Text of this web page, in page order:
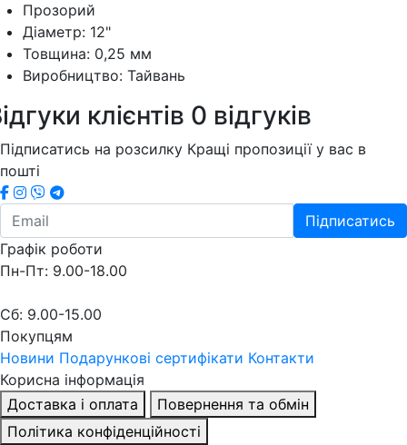
Прозорий
Діаметр: 12"
Товщина: 0,25 мм
Виробництво: Тайвань
клієнтів 0 відгуків
Підписатись на розсилку Кращі пропозиції у вас в
пошті
Підписатись
Графік роботи
Пн-Пт: 9.00-18.00
Сб: 9.00-15.00
Покупцям
Новини Подарункові сертифікати Контакти
Корисна інформація
Доставка і оплата
Повернення та обмін
Політика конфіденційності